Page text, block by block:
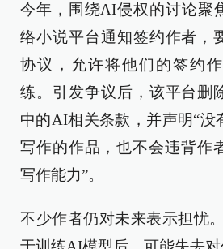
今年，围绕AI侵权的讨论聚
络小说平台通知签约作者，
协议，允许将他们的签约
练。引发争议后，该平台删
中的AI相关条款，并声明“没
写作的作品，也不会违背作
写作能力”。
不少作者仍对未来表示担忧